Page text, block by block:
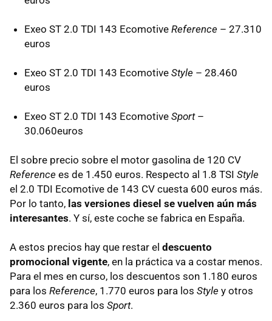
Exeo ST 2.0 TDI 143 Ecomotive Reference – 27.310
euros
Exeo ST 2.0 TDI 143 Ecomotive Style – 28.460
euros
Exeo ST 2.0 TDI 143 Ecomotive Sport–
30.060euros
El sobre precio sobre el motor gasolina de 120 CV
Reference es de 1.450 euros. Respecto al 1.8 TSI Style
el 2.0 TDI Ecomotive de 143 CV cuesta 600 euros más.
Por lo tanto, las versiones diesel se vuelven aún más
interesantes. Y sí, este coche se fabrica en España.
A estos precios hay que restar el descuento
promocional vigente, en la práctica va a costar menos.
Para el mes en curso, los descuentos son 1.180 euros
para los Reference, 1.770 euros para los Style y otros
2.360 euros para los Sport.